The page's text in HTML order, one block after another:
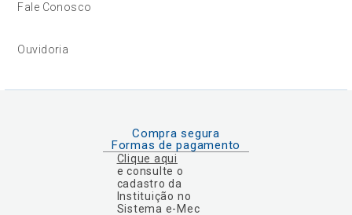
Fale Conosco
Ouvidoria
Compra segura
Formas de pagamento
Clique aqui
e consulte o
cadastro da
Instituição no
Sistema e-Mec